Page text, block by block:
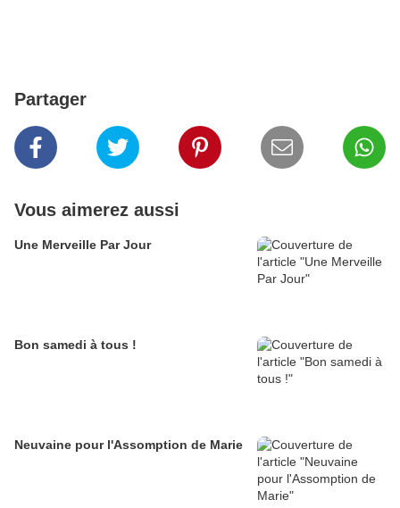
Partager
Vous aimerez aussi
Une Merveille Par Jour
Bon samedi à tous !
Neuvaine pour l'Assomption de Marie